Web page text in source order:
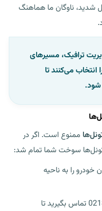
شدید، ناوگان ما هماهنگ
ترافیک، مسیرهای
می‌کنند تا
شود.
ممنوع است. اگر در
تونل‌ها سوخت شما تمام شد:
خودرو را به ناحیه
پس از ایمن‌سازی، با 02182804369 تماس بگیرید تا